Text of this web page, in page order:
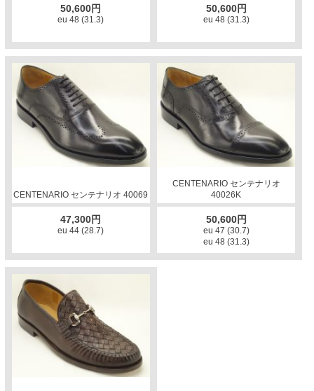
50,600円
eu 48 (31.3)
50,600円
eu 48 (31.3)
CENTENARIO センテナリオ 40069
47,300円
eu 44 (28.7)
CENTENARIO センテナリオ
40026K
50,600円
eu 47 (30.7)
eu 48 (31.3)